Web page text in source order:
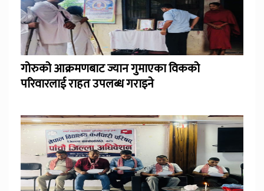
गोरुको आक्रमणबाट ज्यान गुमाएका विकको
परिवारलाई राहत उपलब्ध गराइने